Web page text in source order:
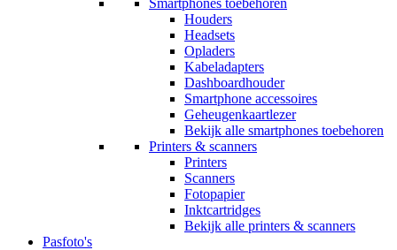
Smartphones toebehoren
Houders
Headsets
Opladers
Kabeladapters
Dashboardhouder
Smartphone accessoires
Geheugenkaartlezer
Bekijk alle smartphones toebehoren
Printers & scanners
Printers
Scanners
Fotopapier
Inktcartridges
Bekijk alle printers & scanners
Pasfoto's